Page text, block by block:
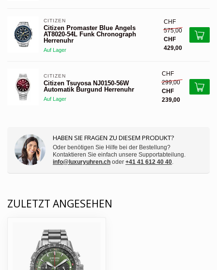
CITIZEN
Citizen Promaster Blue Angels
AT8020-54L Funk Chronograph
Herrenuhr
Auf Lager
CHF
575,00
CHF
429,00
CITIZEN
Citizen Tsuyosa NJ0150-56W
Automatik Burgund Herrenuhr
Auf Lager
CHF
299,00
CHF
239,00
HABEN SIE FRAGEN ZU DIESEM PRODUKT?
Oder benötigen Sie Hilfe bei der Bestellung?
Kontaktieren Sie einfach unsere Supportabteilung.
info@luxuryuhren.ch oder +41 41 612 40 40
ZULETZT ANGESEHEN